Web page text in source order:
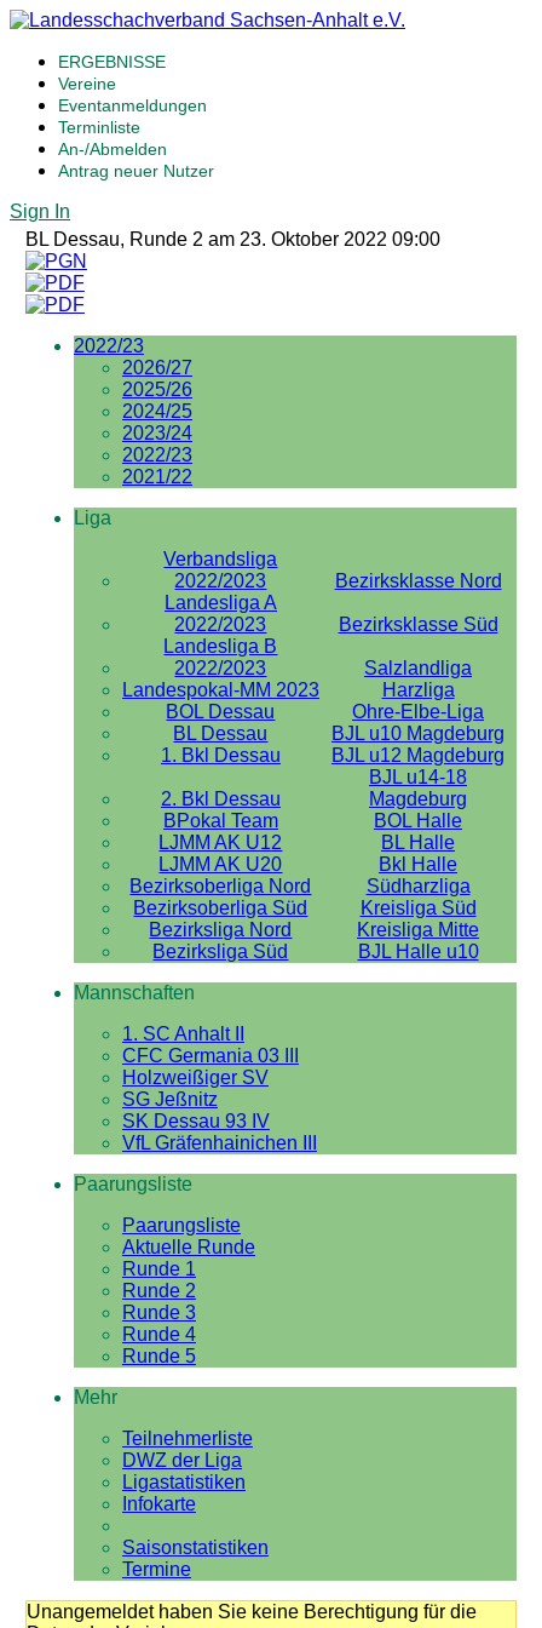
ERGEBNISSE
Vereine
Eventanmeldungen
Terminliste
An-/Abmelden
Antrag neuer Nutzer
Sign In
BL Dessau, Runde 2 am 23. Oktober 2022 09:00
2022/23
2026/27
2025/26
2024/25
2023/24
2022/23
2021/22
Liga
Verbandsliga
2022/2023
Bezirksklasse Nord
Landesliga A
2022/2023
Bezirksklasse Süd
Landesliga B
2022/2023
Salzlandliga
Landespokal-MM 2023
Harzliga
BOL Dessau
Ohre-Elbe-Liga
BL Dessau
BJL u10 Magdeburg
1. Bkl Dessau
BJL u12 Magdeburg
2. Bkl Dessau
BJL u14-18
Magdeburg
BPokal Team
BOL Halle
LJMM AK U12
BL Halle
LJMM AK U20
Bkl Halle
Bezirksoberliga Nord
Südharzliga
Bezirksoberliga Süd
Kreisliga Süd
Bezirksliga Nord
Kreisliga Mitte
Bezirksliga Süd
BJL Halle u10
Mannschaften
1. SC Anhalt II
CFC Germania 03 III
Holzweißiger SV
SG Jeßnitz
SK Dessau 93 IV
VfL Gräfenhainichen III
Paarungsliste
Paarungsliste
Aktuelle Runde
Runde 1
Runde 2
Runde 3
Runde 4
Runde 5
Mehr
Teilnehmerliste
DWZ der Liga
Ligastatistiken
Infokarte
Saisonstatistiken
Termine
Unangemeldet haben Sie keine Berechtigung für die